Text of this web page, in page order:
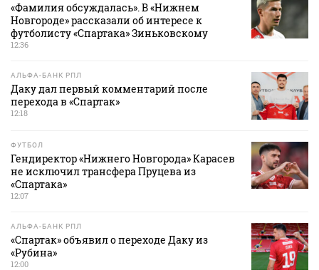
«Фамилия обсуждалась». В «Нижнем
Новгороде» рассказали об интересе к
футболисту «Спартака» Зиньковскому
12:36
АЛЬФА-БАНК РПЛ
Даку дал первый комментарий после
перехода в «Спартак»
12:18
ФУТБОЛ
Гендиректор «Нижнего Новгорода» Карасев
не исключил трансфера Пруцева из
«Спартака»
12:07
АЛЬФА-БАНК РПЛ
«Спартак» объявил о переходе Даку из
«Рубина»
12:00